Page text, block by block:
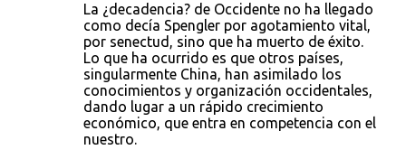
La ¿decadencia? de Occidente no ha llegado
como decía Spengler por agotamiento vital,
por senectud, sino que ha muerto de éxito.
Lo que ha ocurrido es que otros países,
singularmente China, han asimilado los
conocimientos y organización occidentales,
dando lugar a un rápido crecimiento
económico, que entra en competencia con el
nuestro.